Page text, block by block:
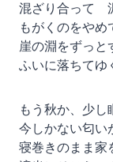
混ざり合って
もがくのをや
崖の淵をずっと
ふいに落ちて
もう秋か、少し
今しかない匂い
寝巻きのまま家